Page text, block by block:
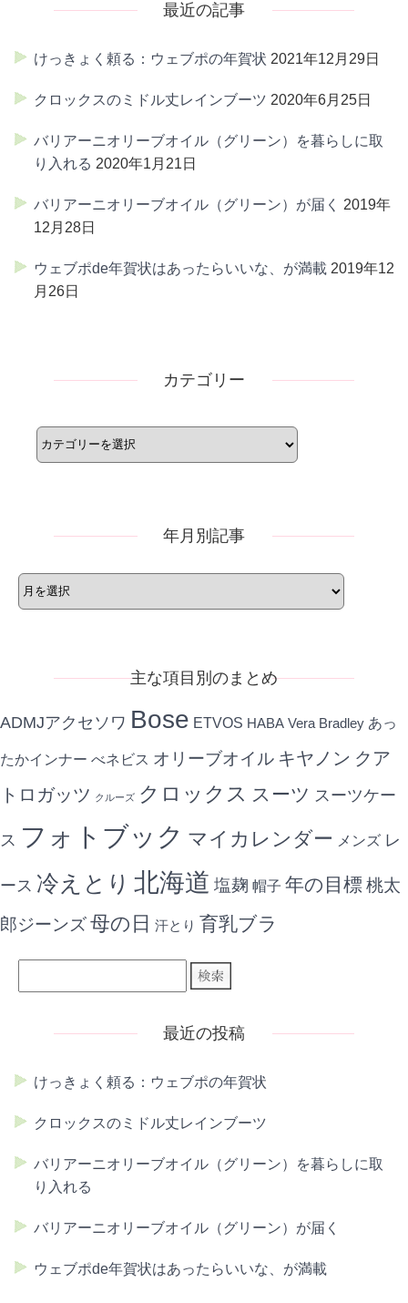
最近の記事
けっきょく頼る：ウェブポの年賀状 2021年12月29日
クロックスのミドル丈レインブーツ 2020年6月25日
バリアーニオリーブオイル（グリーン）を暮らしに取
り入れる 2020年1月21日
バリアーニオリーブオイル（グリーン）が届く
2019年
12月28日
ウェブポde年賀状はあったらいいな、が満載 2019年12
月26日
カテゴリー
年月別記事
主な項目別のまとめ
ADMJアクセソワ Bose ETVOS HABA Vera Bradley あっ
たかインナー べネビス オリーブオイル キヤノン クア
トロガッツ クルーズ クロックス スーツ スーツケー
ス フォトブック マイカレンダー メンズ レ
ース 冷えとり 北海道 塩麹 帽子 年の目標 桃太
郎ジーンズ母の日 汗とり 育乳ブラ
最近の投稿
けっきょく頼る：ウェブポの年賀状
クロックスのミドル丈レインブーツ
バリアーニオリーブオイル（グリーン）を暮らしに取
り入れる
バリアーニオリーブオイル（グリーン）が届く
ウェブポde年賀状はあったらいいな、が満載